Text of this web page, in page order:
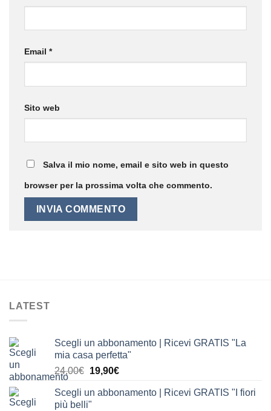
Email *
Sito web
Salva il mio nome, email e sito web in questo
browser per la prossima volta che commento.
LATEST
Scegli un abbonamento | Ricevi GRATIS "La
mia casa perfetta"
24,00€ Il
originale
19,90€Il
attuale
Scegli un abbonamento | Ricevi GRATIS "I fiori
più belli"